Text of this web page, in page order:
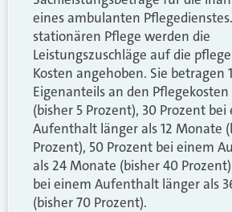
eines ambulanten
stationären Pflege werden die
Leistungszuschläge auf die
Kosten angehoben. Sie betragen
Eigenanteils an den
(bisher 5 Prozent), 30 Prozent bei
Aufenthalt länger als 12 Monate
Prozent), 50 Prozent bei einem
als 24 Monate (bisher 40
bei einem Aufenthalt länger als
(bisher 70 Prozent).